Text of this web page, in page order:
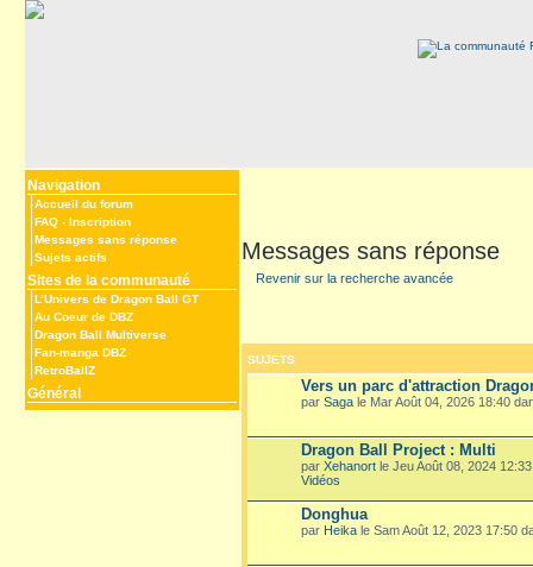
Navigation
Accueil du forum
FAQ - Inscription
Messages sans réponse
Sujets actifs
Sites de la communauté
L’Univers de Dragon Ball GT
Au Coeur de DBZ
Dragon Ball Multiverse
Fan-manga DBZ
RetroBallZ
Général
Messages sans réponse
Revenir sur la recherche avancée
SUJETS
Vers un parc d'attraction
par Saga le Mar Août 04, 2026 18:40
Dragon Ball Project : Multi
par Xehanort le Jeu Août 08, 2024
Vidéos
Donghua
par Heika le Sam Août 12, 2023 17:50